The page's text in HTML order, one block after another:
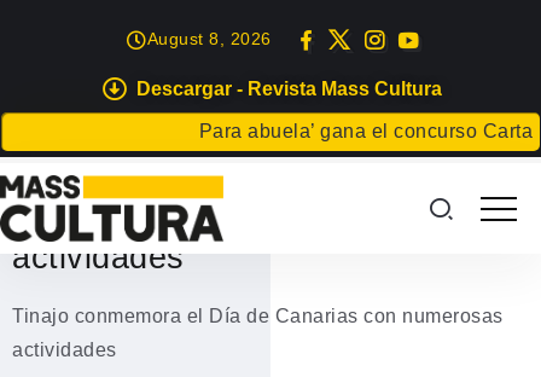
Descargar - Revista Mass Cultura
Para abuela’ gana el concurso Carta para
August 8, 2026
EVENTOS
Tinajo conmemora el Día de
Canarias con numerosas
actividades
Tinajo conmemora el Día de Canarias con numerosas
actividades